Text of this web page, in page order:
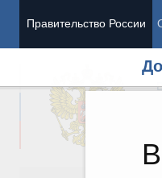
Правительство России